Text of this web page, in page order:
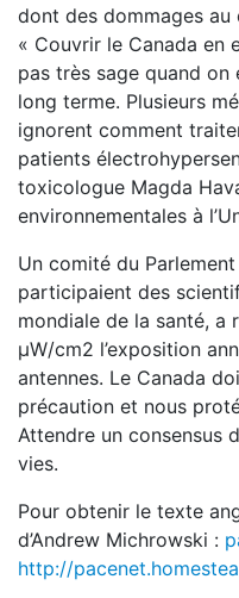
dont des dommages au
« Couvrir le Canada en
pas très sage quand on
long terme. Plusieurs
ignorent comment
patients
toxicologue Magda
environnementales à
Un comité du
participaient des
mondiale de la santé, a
µW/cm2 l’exposition
antennes. Le Canada
précaution et nous
Attendre un consensus
vies.
Pour obtenir le texte
d’Andrew Michrowski :
http://